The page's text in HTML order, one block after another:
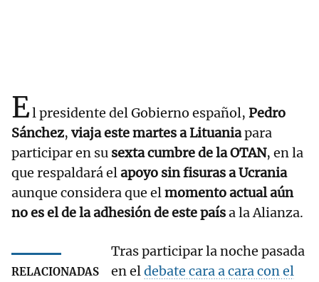
El presidente del Gobierno español, Pedro
Sánchez, viaja este martes a Lituaniapara
participar en su sexta cumbre de la OTAN, en la
que respaldará elapoyo sin fisuras a Ucrania
aunque considera que elmomento actual aún
no es el de la adhesión de este paísa la Alianza.
RELACIONADAS
Tras participar la noche pasada
en eldebate cara a cara con el